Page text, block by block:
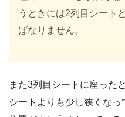
うときには2列目シート
ばなりません。
また3列目シートに座った
シートよりも少し狭くな